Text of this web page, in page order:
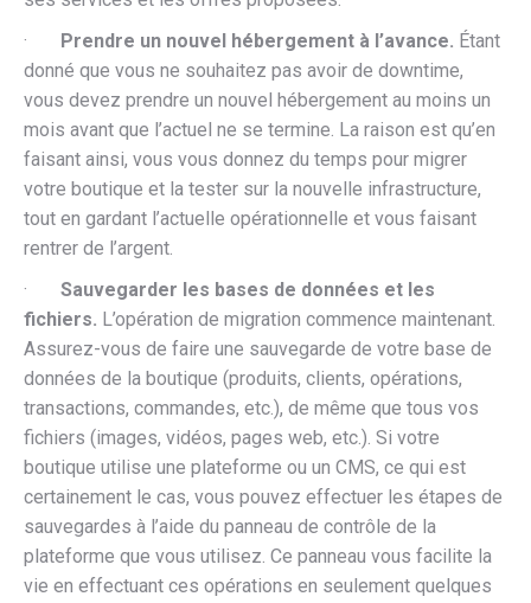
· Prendre un nouvel hébergement à l’avance. Étant
donné que vous ne souhaitez pas avoir de downtime,
vous devez prendre un nouvel hébergement au moins un
mois avant que l’actuel ne se termine. La raison est qu’en
faisant ainsi, vous vous donnez du temps pour migrer
votre boutique et la tester sur la nouvelle infrastructure,
tout en gardant l’actuelle opérationnelle et vous faisant
rentrer de l’argent.
· Sauvegarder les bases de données et les
fichiers. L’opération de migration commence maintenant.
Assurez-vous de faire une sauvegarde de votre base de
données de la boutique (produits, clients, opérations,
transactions, commandes, etc.), de même que tous vos
fichiers (images, vidéos, pages web, etc.). Si votre
boutique utilise une plateforme ou un CMS, ce qui est
certainement le cas, vous pouvez effectuer les étapes de
sauvegardes à l’aide du panneau de contrôle de la
plateforme que vous utilisez. Ce panneau vous facilite la
vie en effectuant ces opérations en seulement quelques